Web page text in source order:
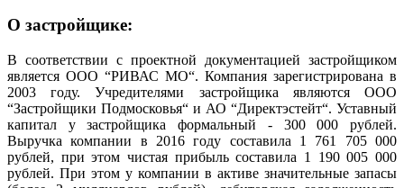
О застройщике:
В соответствии с проектной документацией застройщиком
является ООО “РИВАС МО“. Компания зарегистрирована в
2003 году. Учредителями застройщика являются ООО
“Застройщики Подмосковья“ и АО “Директэстейт“. Уставный
капитал у застройщика формальный - 300 000 рублей.
Выручка компании в 2016 году составила 1 761 705 000
рублей, при этом чистая прибыль составила 1 190 005 000
рублей. При этом у компании в активе значительные запасы